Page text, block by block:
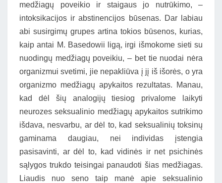
medžiagų poveikio ir staigaus jo nutrūkimo, –
intoksikacijos ir abstinencijos būsenas. Dar labiau
abi susirgimų grupes artina tokios būsenos, kurias,
kaip antai M. Basedowii ligą, irgi išmokome sieti su
nuodingų medžiagų poveikiu, – bet tie nuodai nėra
organizmui svetimi, jie nepakliūva į jį iš išorės, o yra
organizmo medžiagų apykaitos rezultatas. Manau,
kad dėl šių analogijų tiesiog privalome laikyti
neurozes seksualinio medžiagų apykaitos sutrikimo
išdava, nesvarbu, ar dėl to, kad seksualinių toksinų
gaminama daugiau, nei individas įstengia
pasisavinti, ar dėl to, kad vidinės ir net psichinės
sąlygos trukdo teisingai panaudoti šias medžiagas.
Liaudis nuo seno taip manė apie seksualinio